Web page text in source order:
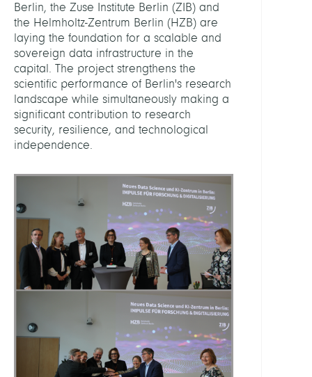
Berlin, the Zuse Institute Berlin (ZIB) and
the Helmholtz-Zentrum Berlin (HZB) are
laying the foundation for a scalable and
sovereign data infrastructure in the
capital. The project strengthens the
scientific performance of Berlin's research
landscape while simultaneously making a
significant contribution to research
security, resilience, and technological
independence.